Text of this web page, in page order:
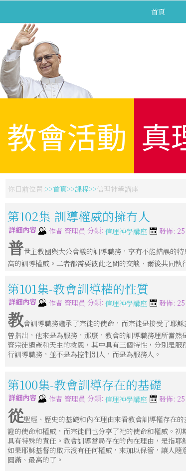
首頁
教會活動 真
你目前位置: 首頁 課程 信理神學講座
第102集-訓導權威的擁有人
詳細內容 作者 管理員 分類: 信理神學講座 發佈:
普世主教團與大公會議的訓導職務，享有不能錯誤的
高的訓導權威。二者都需要彼此之間的交談、爾後共同執
第101集-教會訓導權的性質
詳細內容 作者 管理員 分類: 信理神學講座 發佈:
教會訓導職務繼承了宗徒的使命，而宗徒是接受了耶
曾指出，他來是為服務，那麼，教會的訓導職務理所當
管宗徒遺產和天主的救恩，其中具有三個特性，分別是
行訓導職務，並不是為控制別人，而是為服務人。
第100集-教會訓導存在的基礎
詳細內容 作者 管理員 分類: 信理神學講座 發佈:
從聖經、歷史的基礎和內在理由來看教會訓導權存在
證的使命和權威，而宗徒們也分享了祂的使命和權威。初
具有特殊的責任。教會訓導當局存在的內在理由，是指耶
如果耶穌基督的啟示沒有任何權威，來加以保管，讓人
圓滿、最高的了。